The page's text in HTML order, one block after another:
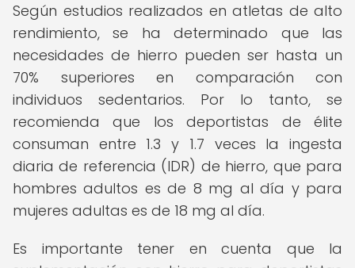
Según estudios realizados en atletas de alto
rendimiento, se ha determinado que las
necesidades de hierro pueden ser hasta un
70% superiores en comparación con
individuos sedentarios. Por lo tanto, se
recomienda que los deportistas de élite
consuman entre 1.3 y 1.7 veces la ingesta
diaria de referencia (IDR) de hierro, que para
hombres adultos es de 8 mg al día y para
mujeres adultas es de 18 mg al día.
Es importante tener en cuenta que la